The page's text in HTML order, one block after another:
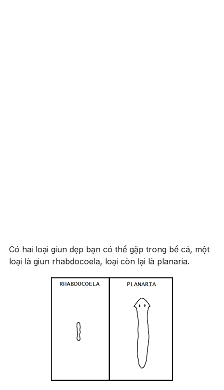
Có hai loại giun dẹp bạn có thể gặp trong bể cá, một
loại là giun rhabdocoela, loại còn lại là planaria.